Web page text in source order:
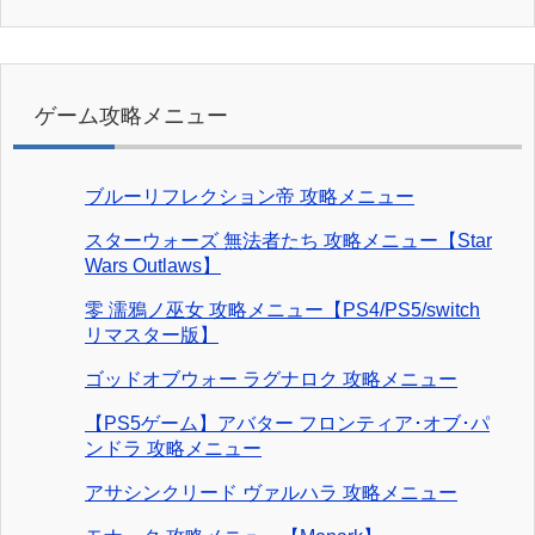
ゲーム攻略メニュー
ブルーリフレクション帝 攻略メニュー
スターウォーズ 無法者たち 攻略メニュー【Star
Wars Outlaws】
零 濡鴉ノ巫女 攻略メニュー【PS4/PS5/switch
リマスター版】
ゴッドオブウォー ラグナロク 攻略メニュー
【PS5ゲーム】アバター フロンティア･オブ･パ
ンドラ 攻略メニュー
アサシンクリード ヴァルハラ 攻略メニュー